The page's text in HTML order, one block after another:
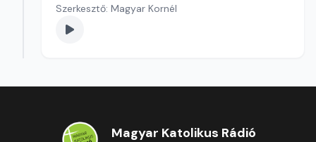
Szerkesztő: Magyar Kornél
Magyar Katolikus Rádió